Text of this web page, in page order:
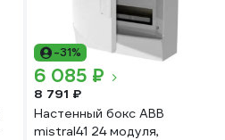
-31%
6 085 ₽
8 791 ₽
Настенный бокс ABB
mistral41 24 модуля,